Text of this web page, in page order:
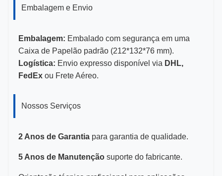
do Canal Guia
11-23G
Certificações CE, ISO 13485, Certificado FDA
Embalagem e Envio
Embalagem: Embalado com segurança em uma
Caixa de Papelão padrão (212*132*76 mm).
Logística: Envio expresso disponível via DHL,
FedEx ou Frete Aéreo.
Nossos Serviços
2 Anos de Garantia para garantia de qualidade.
5 Anos de Manutenção suporte do fabricante.